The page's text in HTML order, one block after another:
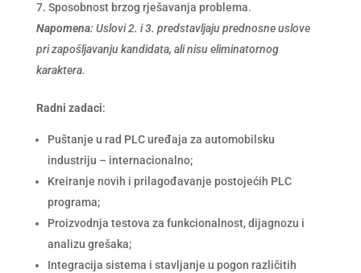
Sposobnost brzog rješavanja problema.
Napomena: Uslovi 2. i 3. predstavljaju prednosne uslove
pri zapošljavanju kandidata, ali nisu eliminatornog
karaktera.
Radni zadaci:
Puštanje u rad PLC uređaja za automobilsku
industriju – internacionalno;
Kreiranje novih i prilagođavanje postojećih PLC
programa;
Proizvodnja testova za funkcionalnost, dijagnozu i
analizu grešaka;
Integracija sistema i stavljanje u pogon različitih